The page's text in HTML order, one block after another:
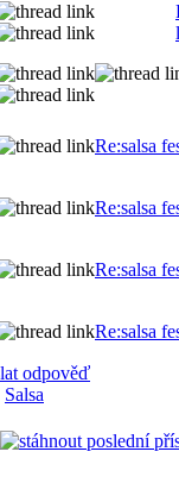
Re:salsa
Re:salsa
Re:salsa
Re:salsa
Salsa